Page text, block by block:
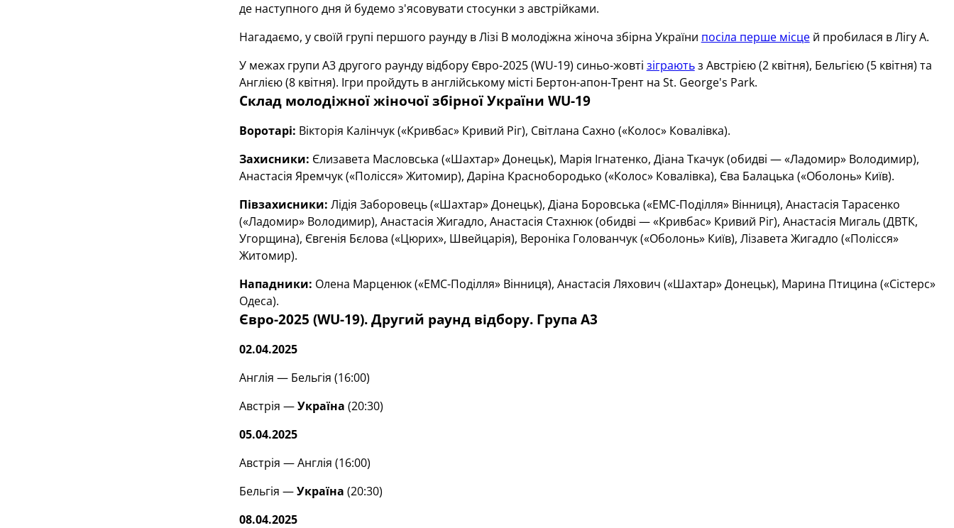
де наступного дня й будемо з'ясовувати стосунки з австрійками.
Нагадаємо, у своїй групі першого раунду в Лізі В молодіжна жіноча збірна України посіла перше місцей пробилася в Лігу А.
У межах групи А3 другого раунду відбору Євро-2025 (WU-19) синьо-жовті зіграютьз Австрією (2 квітня), Бельгією (5 квітня) та
Англією (8 квітня). Ігри пройдуть в англійському місті Бертон-апон-Трент на St. George's Park.
Склад молодіжної жіночої збірної України WU-19
Воротарі: Вікторія Калінчук («Кривбас» Кривий Ріг), Світлана Сахно («Колос» Ковалівка).
Захисники: Єлизавета Масловська («Шахтар» Донецьк), Марія Ігнатенко, Діана Ткачук (обидві — «Ладомир» Володимир),
Анастасія Яремчук («Полісся» Житомир), Даріна Краснобородько («Колос» Ковалівка), Єва Балацька («Оболонь» Київ).
Півзахисники: Лідія Заборовець («Шахтар» Донецьк), Діана Боровська («ЕМС-Поділля» Вінниця), Анастасія Тарасенко
(«Ладомир» Володимир), Анастасія Жигадло, Анастасія Стахнюк (обидві — «Кривбас» Кривий Ріг), Анастасія Мигаль (ДВТК,
Угорщина), Євгенія Бєлова («Цюрих», Швейцарія), Вероніка Голованчук («Оболонь» Київ), Лізавета Жигадло («Полісся»
Житомир).
Нападники: Олена Марценюк («ЕМС-Поділля» Вінниця), Анастасія Ляхович («Шахтар» Донецьк), Марина Птицина («Сістерс»
Одеса).
Євро-2025 (WU-19). Другий раунд відбору. Група А3
02.04.2025
Англія — Бельгія (16:00)
Австрія —Україна (20:30)
05.04.2025
Австрія — Англія (16:00)
Бельгія —Україна (20:30)
08.04.2025